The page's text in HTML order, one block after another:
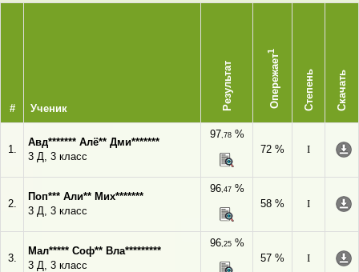
# Ученик Результат Опережает
1
Степень Скачать
1.
Авд******* Алё** Дми*******
3 Д, 3 класс
97,78%
72 %
I
2.
Поп*** Али** Мих*******
3 Д, 3 класс
96,47%
58 %
I
3.
Мал***** Соф** Вла*********
3 Д, 3 класс
96,25%
57 %
I